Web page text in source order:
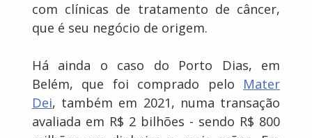
com clínicas de tratamento de câncer,
que é seu negócio de origem.
Há ainda o caso do Porto Dias, em
Belém, que foi comprado pelo Mater
Dei, também em 2021, numa transação
avaliada em R$ 2 bilhões - sendo R$ 800